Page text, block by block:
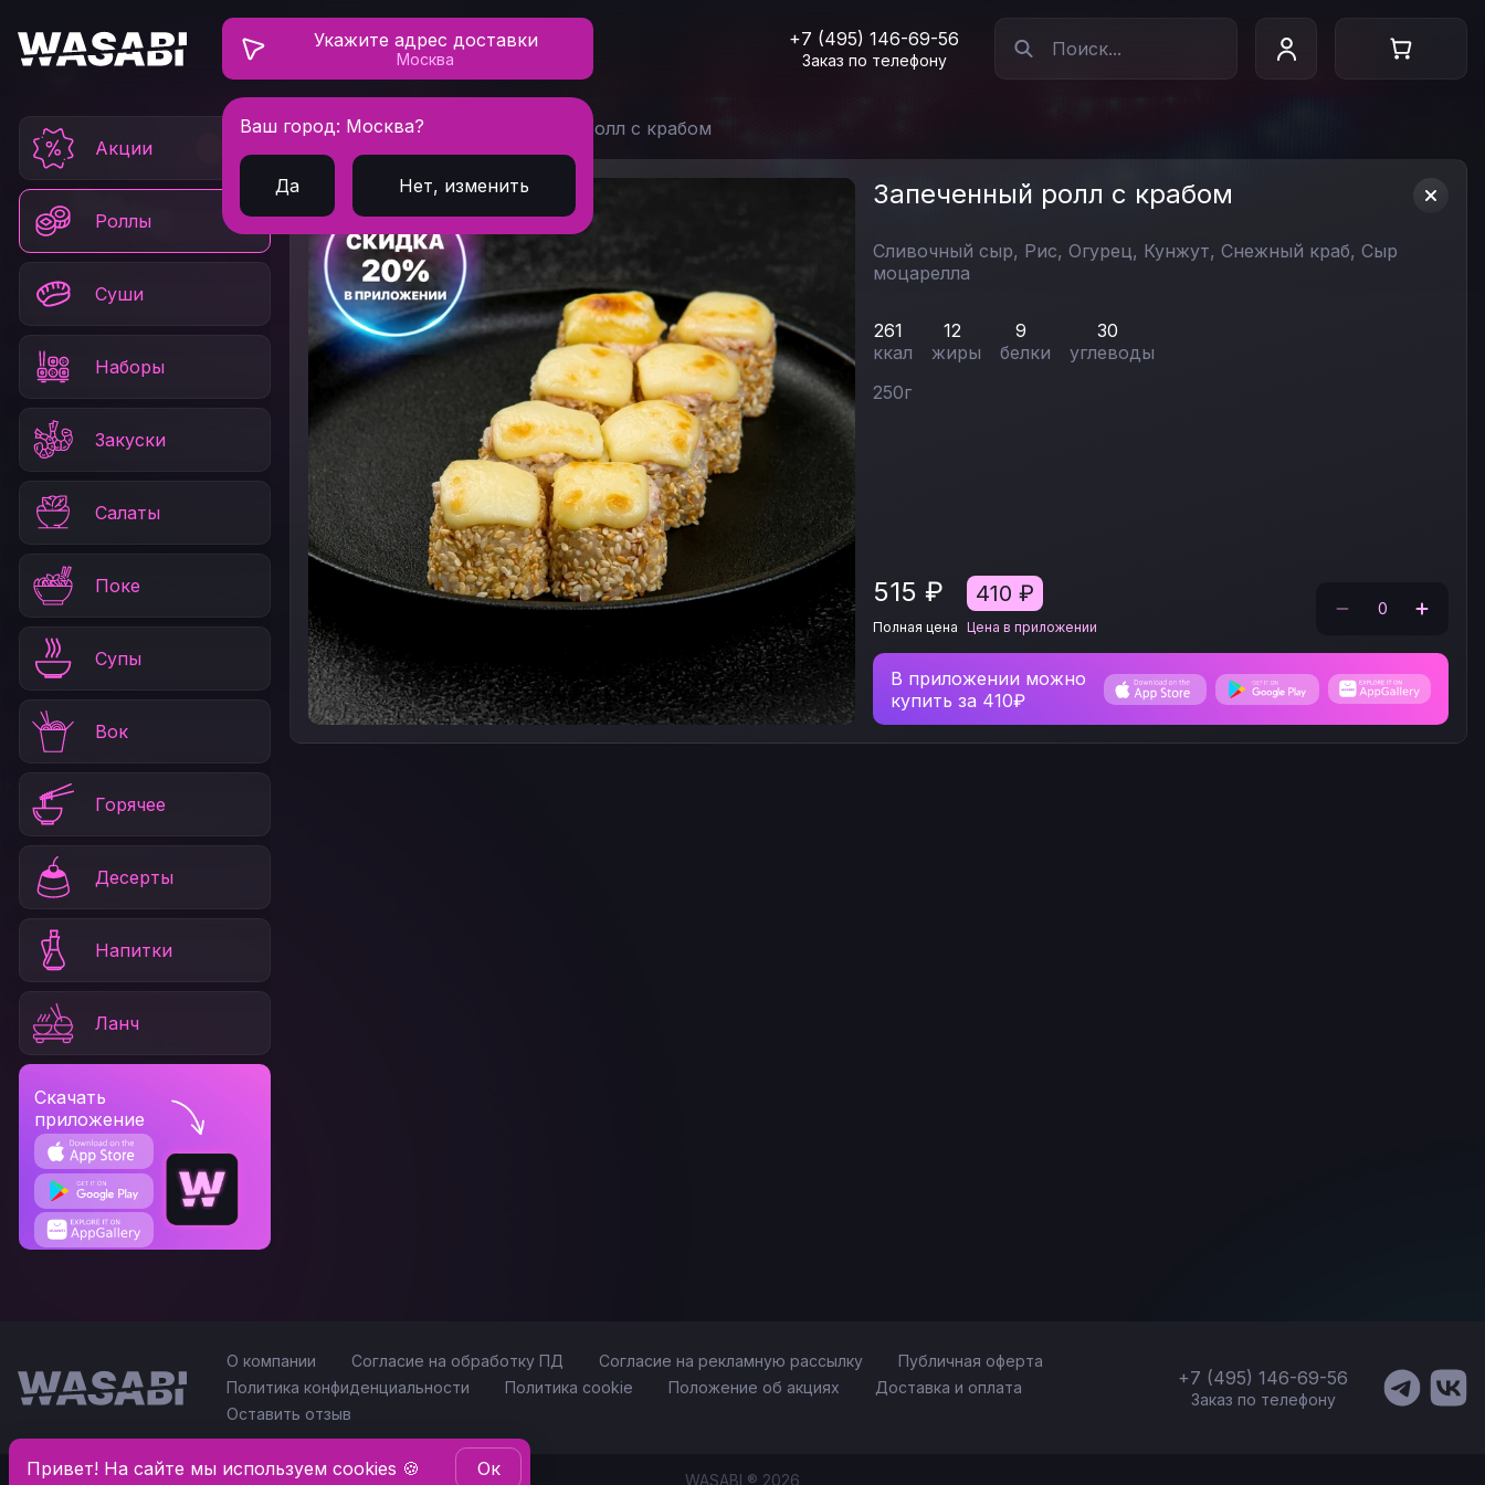
Укажите адрес доставки
Москва
Ваш город: Москва?
Да Нет, изменить
+7 (495) 146-69-56
Заказ по телефону
Акции
Роллы
Суши
Наборы
Закуски
Салаты
Поке
Супы
Вок
Горячее
Десерты
Напитки
Ланч
Скачать
приложение
Главная Роллы Запеченный ролл с крабом
Запеченный ролл с крабом
Сливочный сыр, Рис,Огурец, Кунжут,Снежный краб,Сыр
моцарелла
261
ккал
12
жиры
9
белки
30
углеводы
250г
515₽
Полная цена
410₽
Цена в приложении
0
В приложении можно
купить за 410₽
О компании Согласие на обработку ПД Согласие на рекламную рассылку
Публичная оферта
Политика конфиденциальности
Политика cookie Положение об акциях
Доставка и оплата
Оставить отзыв
+7 (495) 146-69-56
Заказ по телефону
WASABI ® 2026
Привет! На сайте мы используем cookies 🍪 Oк